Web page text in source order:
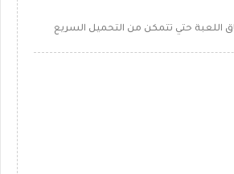
اللعبة حتي تتمكن من التحميل السريع